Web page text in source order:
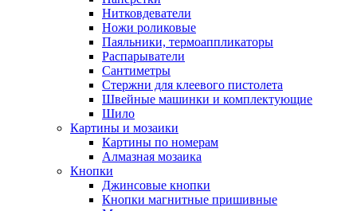
Нитковдеватели
Ножи роликовые
Паяльники, термоаппликаторы
Распарыватели
Сантиметры
Стержни для клеевого пистолета
Швейные машинки и комплектующие
Шило
Картины и мозаики
Картины по номерам
Алмазная мозаика
Кнопки
Джинсовые кнопки
Кнопки магнитные пришивные